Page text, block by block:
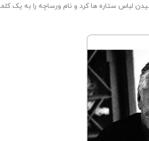
لباس ستاره ها کرد و نام ورساچه را به یک